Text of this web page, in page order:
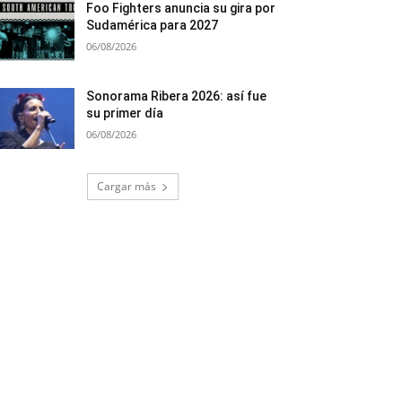
Foo Fighters anuncia su gira por
Sudamérica para 2027
06/08/2026
Sonorama Ribera 2026: así fue
su primer día
06/08/2026
Cargar más